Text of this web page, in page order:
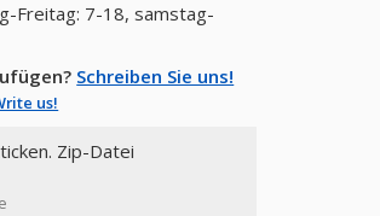
Freitag: 7-18, samstag-
Schreiben Sie uns!
us!
Zip-Datei